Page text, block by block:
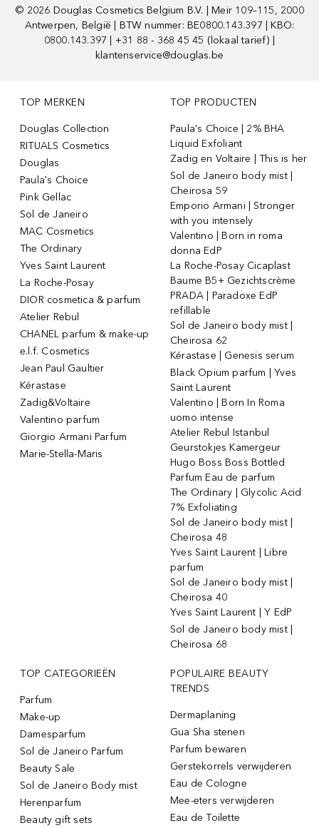
© 2026 Douglas Cosmetics Belgium B.V. | Meir 109–115, 2000
Antwerpen, België | BTW nummer: BE0800.143.397 | KBO:
0800.143.397 | +31 88 - 368 45 45 (lokaal tarief) |
klantenservice@douglas.be
TOP MERKEN
Douglas Collection
RITUALS Cosmetics
Douglas
Paula's Choice
Pink Gellac
Sol de Janeiro
MAC Cosmetics
The Ordinary
Yves Saint Laurent
La Roche-Posay
DIOR cosmetica & parfum
Atelier Rebul
CHANEL parfum & make-up
e.l.f. Cosmetics
Jean Paul Gaultier
Kérastase
Zadig&Voltaire
Valentino parfum
Giorgio Armani Parfum
Marie-Stella-Maris
TOP PRODUCTEN
Paula's Choice | 2% BHA
Liquid Exfoliant
Zadig en Voltaire | This is her
Sol de Janeiro body mist |
Cheirosa 59
Emporio Armani | Stronger
with you intensely
Valentino | Born in roma
donna EdP
La Roche-Posay Cicaplast
Baume B5+ Gezichtscrème
PRADA | Paradoxe EdP
refillable
Sol de Janeiro body mist |
Cheirosa 62
Kérastase | Genesis serum
Black Opium parfum | Yves
Saint Laurent
Valentino | Born In Roma
uomo intense
Atelier Rebul Istanbul
Geurstokjes Kamergeur
Hugo Boss Boss Bottled
Parfum Eau de parfum
The Ordinary | Glycolic Acid
7% Exfoliating
Sol de Janeiro body mist |
Cheirosa 48
Yves Saint Laurent | Libre
parfum
Sol de Janeiro body mist |
Cheirosa 40
Yves Saint Laurent | Y EdP
Sol de Janeiro body mist |
Cheirosa 68
TOP CATEGORIEËN
Parfum
Make-up
Damesparfum
Sol de Janeiro Parfum
Beauty Sale
Sol de Janeiro Body mist
Herenparfum
Beauty gift sets
POPULAIRE BEAUTY
TRENDS
Dermaplaning
Gua Sha stenen
Parfum bewaren
Gerstekorrels verwijderen
Eau de Cologne
Mee-eters verwijderen
Eau de Toilette